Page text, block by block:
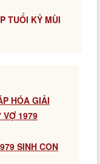
TUỔI KỶ MÙI
HÓA GIẢI
VỢ 1979
SINH CON